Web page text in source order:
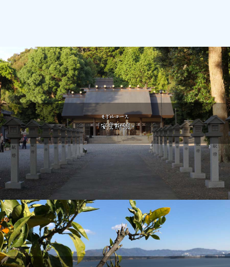
モデルコース
「安産祈願」